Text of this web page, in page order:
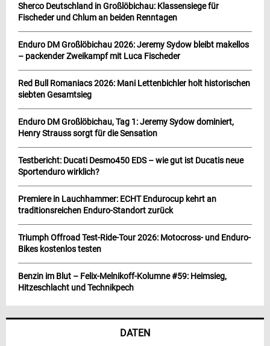
Sherco Deutschland in Großlöbichau: Klassensiege für
Fischeder und Chlum an beiden Renntagen
Enduro DM Großlöbichau 2026: Jeremy Sydow bleibt makellos
– packender Zweikampf mit Luca Fischeder
Red Bull Romaniacs 2026: Mani Lettenbichler holt historischen
siebten Gesamtsieg
Enduro DM Großlöbichau, Tag 1: Jeremy Sydow dominiert,
Henry Strauss sorgt für die Sensation
Testbericht: Ducati Desmo450 EDS – wie gut ist Ducatis neue
Sportenduro wirklich?
Premiere in Lauchhammer: ECHT Endurocup kehrt an
traditionsreichen Enduro-Standort zurück
Triumph Offroad Test-Ride-Tour 2026: Motocross- und Enduro-
Bikes kostenlos testen
Benzin im Blut – Felix-Melnikoff-Kolumne #59: Heimsieg,
Hitzeschlacht und Technikpech
DATEN